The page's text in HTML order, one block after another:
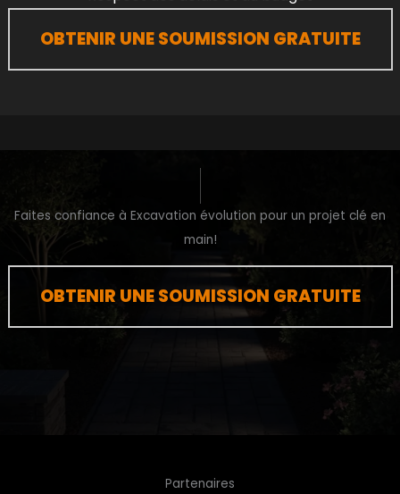
OBTENIR UNE SOUMISSION GRATUITE
Faites confiance à Excavation évolution pour un projet clé en
main!
OBTENIR UNE SOUMISSION GRATUITE
Partenaires